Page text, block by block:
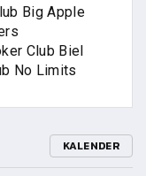
Big Apple
Club Biel
No Limits
KALENDER